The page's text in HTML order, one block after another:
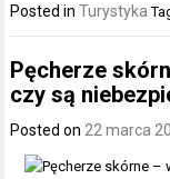
Posted inTurystyka
Pęcherze
czy są
Posted on22 marca